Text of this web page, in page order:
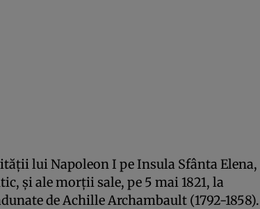
lui Napoleon I pe Insula Sfânta Elena,
şi ale morţii sale, pe 5 mai 1821, la
de Achille Archambault (1792-1858).